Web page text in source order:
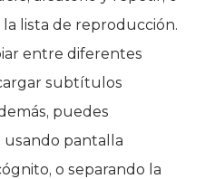
lista de reproducción.
entre diferentes
subtítulos
puedes
usando pantalla
o separando la